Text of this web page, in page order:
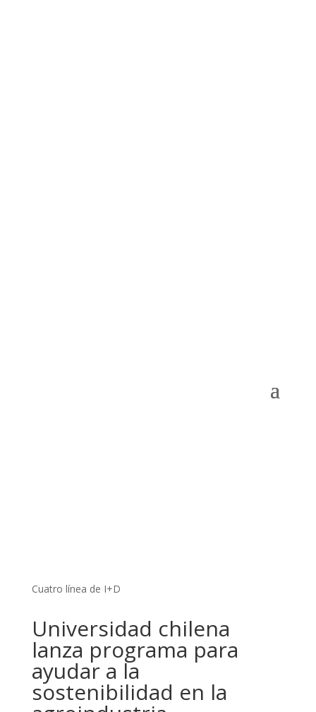
Cuatro línea de I+D
Universidad chilena
lanza programa para
ayudar a la
sostenibilidad en la